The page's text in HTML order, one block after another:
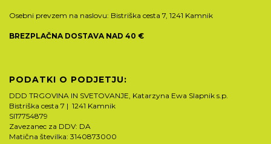
Osebni prevzem na naslovu: Bistriška cesta 7, 1241 Kamnik
BREZPLAČNA DOSTAVA NAD 40 €
PODATKI O PODJETJU:
DDD TRGOVINA IN SVETOVANJE, Katarzyna Ewa Slapnik s.p.
Bistriška cesta 7 | 1241 Kamnik
SI17754879
Zavezanec za DDV: DA
Matična številka: 3140873000